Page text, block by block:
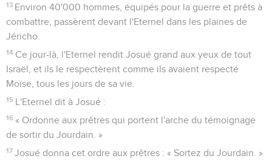
13 Environ 40'000 hommes, équipés pour la guerre et prêts à
combattre, passèrent devant l'Eternel dans les plaines de
Jéricho.
14 Ce jour-là, l'Eternel rendit Josué grand aux yeux de tout
Israël, et ils le respectèrent comme ils avaient respecté
Moïse, tous les jours de sa vie.
15 L'Eternel dit à Josué :
16 « Ordonne aux prêtres qui portent l'arche du témoignage
de sortir du Jourdain. »
17 Josué donna cet ordre aux prêtres : « Sortez du Jourdain. »